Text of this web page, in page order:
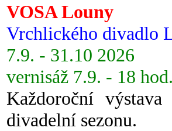
VOSA Louny
Vrchlického divadlo
7.9. - 31.10 2026
vernisáž 7.9. - 18 hod.
Každoroční
divadelní sezonu.